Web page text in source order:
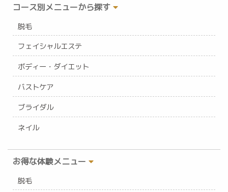
コース別メニューから探す
脱毛
フェイシャルエステ
ボディー・ダイエット
バストケア
ブライダル
ネイル
お得な体験メニュー
脱毛